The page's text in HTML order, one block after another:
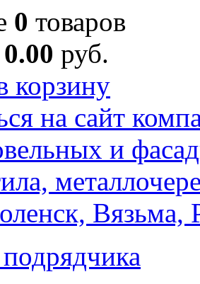
0 товаров
0.00 руб.
корзину
на сайт
и
Вязьма,